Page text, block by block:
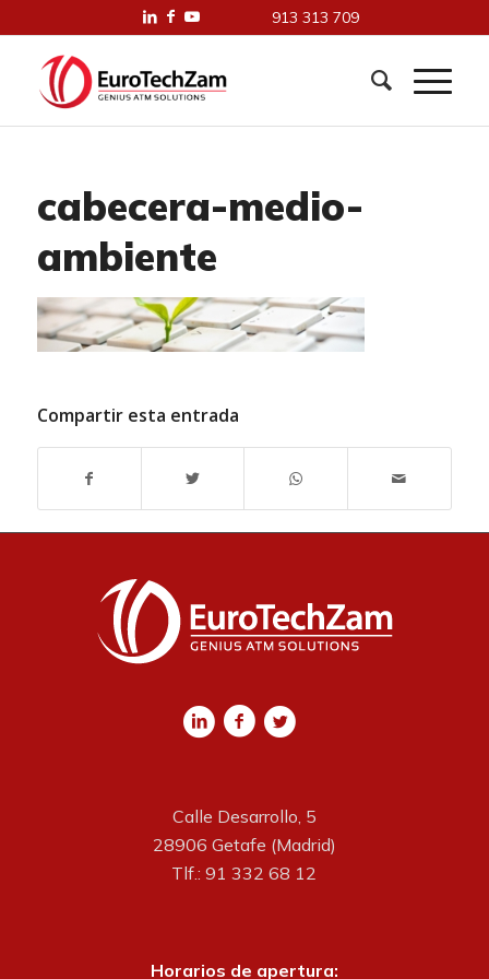
913 313 709
cabecera-medio-
ambiente
Compartir esta entrada
Calle Desarrollo, 5
28906 Getafe (Madrid)
Tlf.: 91 332 68 12
Horarios de apertura: